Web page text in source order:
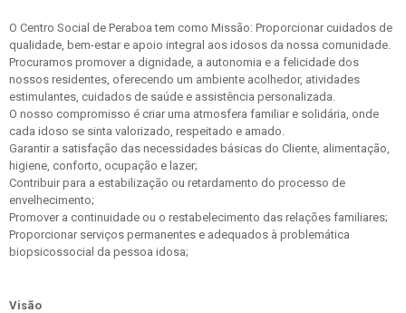
O Centro Social de Peraboa tem como Missão: Proporcionar cuidados de
qualidade, bem-estar e apoio integral aos idosos da nossa comunidade.
Procuramos promover a dignidade, a autonomia e a felicidade dos
nossos residentes, oferecendo um ambiente acolhedor, atividades
estimulantes, cuidados de saúde e assistência personalizada.
O nosso compromisso é criar uma atmosfera familiar e solidária, onde
cada idoso se sinta valorizado, respeitado e amado.
Garantir a satisfação das necessidades básicas do Cliente, alimentação,
higiene, conforto, ocupação e lazer;
Contribuir para a estabilização ou retardamento do processo de
envelhecimento;
Promover a continuidade ou o restabelecimento das relações familiares;
Proporcionar serviços permanentes e adequados à problemática
biopsicossocial da pessoa idosa;
Visão